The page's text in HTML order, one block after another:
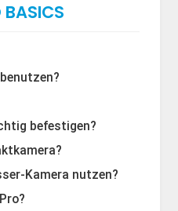
BASICS
befestigen?
Kamera nutzen?